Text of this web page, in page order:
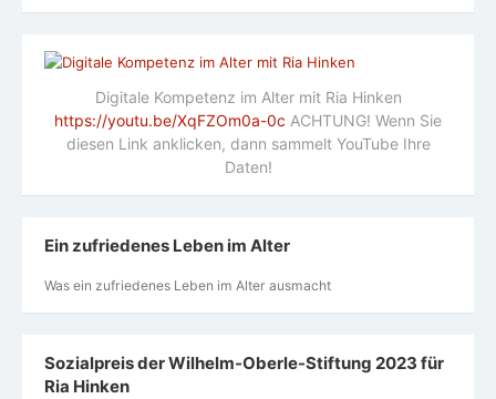
Digitale Kompetenz im Alter mit Ria Hinken
https://youtu.be/XqFZOm0a-0c ACHTUNG! Wenn Sie
diesen Link anklicken, dann sammelt YouTube Ihre
Daten!
Ein zufriedenes Leben im Alter
Was ein zufriedenes Leben im Alter ausmacht
Sozialpreis der Wilhelm-Oberle-Stiftung 2023 für
Ria Hinken